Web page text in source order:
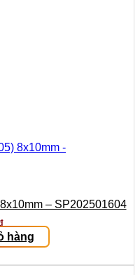
– SP202501604
hàng